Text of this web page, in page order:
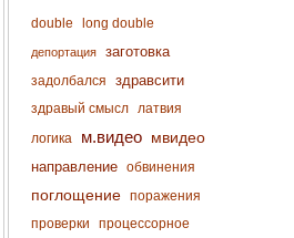
double long double
депортация заготовка
задолбался здравсити
здравый смысл латвия
логика
м.видео мвидео
направление обвинения
поглощение поражения
проверки
процессорное